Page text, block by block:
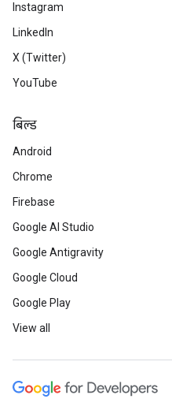
Instagram
LinkedIn
X (Twitter)
YouTube
बिल्ड
Android
Chrome
Firebase
Google AI Studio
Google Antigravity
Google Cloud
Google Play
View all